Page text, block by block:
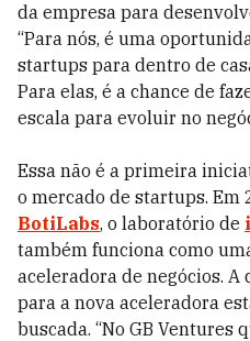
da empresa para
“Para nós, é uma
startups para dentro de
Para elas, é a chance de
escala para evoluir no
Essa não é a primeira
o mercado de startups. Em
BotiLabs, o laboratório de
também funciona como
aceleradora de negócios.
para a nova aceleradora
buscada. “No GB Ventures